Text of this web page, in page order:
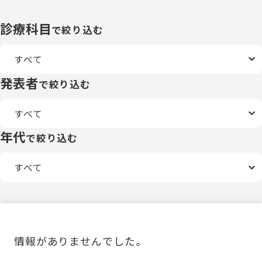
診療科目で絞り込む
発表者で絞り込む
年代で絞り込む
情報がありませんでした。